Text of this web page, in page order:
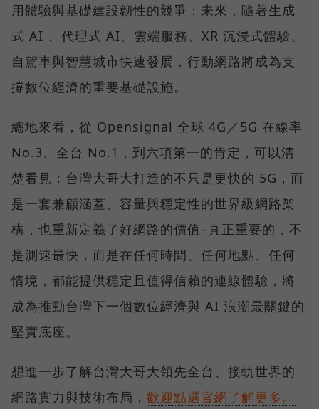
用體驗與基礎建設韌性的競爭；未來，隨著生成
式 AI 、代理式 AI、雲端服務、XR 沉浸式體驗、
自駕車與智慧城市快速發展，行動網路將成為支
撐數位經濟的重要基礎設施。
總地來看，從 Opensignal 全球 4G／5G 在線率
No.3、全台 No.1，到六項第一的肯定，可以清
楚看見：台灣大哥大打造的不只是更快的 5G，而
是一套兼顧涵蓋、容量與穩定性的世界級網路架
構，也重新定義了好網路的價值–真正重要的，不
是測速最快，而是在任何時間、任何地點、任何
情境，都能提供穩定且值得信賴的連線體驗，將
成為推動台灣下一個數位經濟與 AI 浪潮最關鍵的
堅實底座。
想進一步了解台灣大哥大領先全台、接軌世界的
網路實力與技術布局， 歡迎點選官網了解更多。